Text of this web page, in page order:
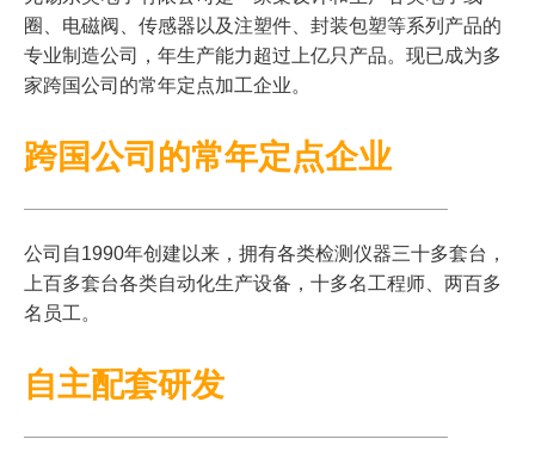
圈、电磁阀、传感器以及注塑件、封装包塑等系列产品的
专业制造公司，年生产能力超过上亿只产品。现已成为多
家跨国公司的常年定点加工企业。
跨国公司的常年定点企业
公司自1990年创建以来，拥有各类检测仪器三十多套台，
上百多套台各类自动化生产设备，十多名工程师、两百多
名员工。
自主配套研发